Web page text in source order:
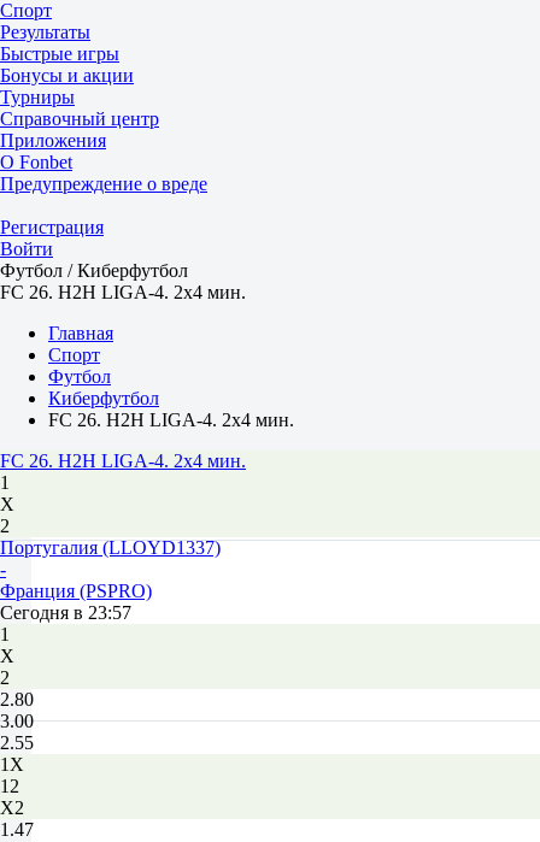
Спорт
Результаты
Быстрые игры
Бонусы и акции
Турниры
Справочный центр
Приложения
О Fonbet
Предупреждение о вреде
Регистрация
Войти
Футбол / Киберфутбол
FC 26. H2H LIGA-4. 2x4 мин.
Главная
Спорт
Футбол
Киберфутбол
FC 26. H2H LIGA-4. 2x4 мин.
FC 26. H2H LIGA-4. 2x4 мин.
1
Х
2
Португалия (LLOYD1337)
-
Франция (PSPRO)
Сегодня в 23:57
1
Х
2
2.80
3.00
2.55
1X
12
X2
1.47